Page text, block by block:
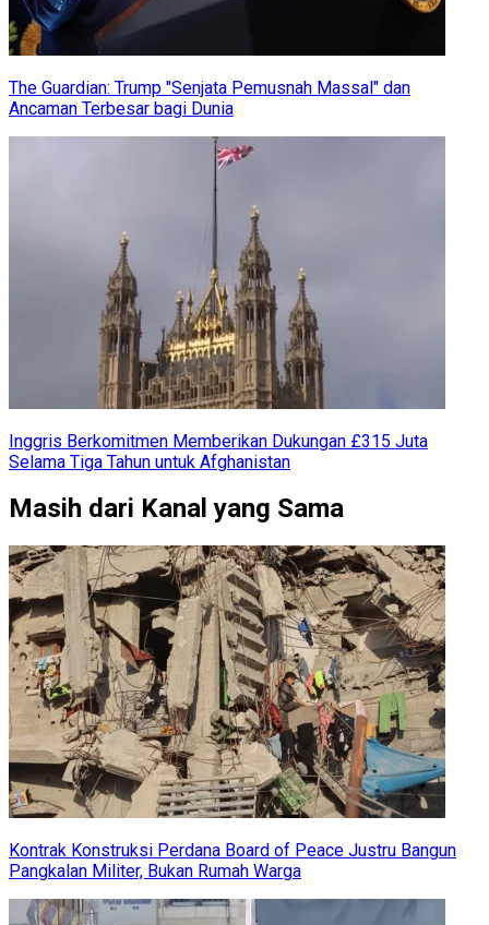
The Guardian: Trump "Senjata Pemusnah Massal" dan
Ancaman Terbesar bagi Dunia
Inggris Berkomitmen Memberikan Dukungan £315 Juta
Selama Tiga Tahun untuk Afghanistan
Masih dari Kanal yang Sama
Kontrak Konstruksi Perdana Board of Peace Justru Bangun
Pangkalan Militer, Bukan Rumah Warga